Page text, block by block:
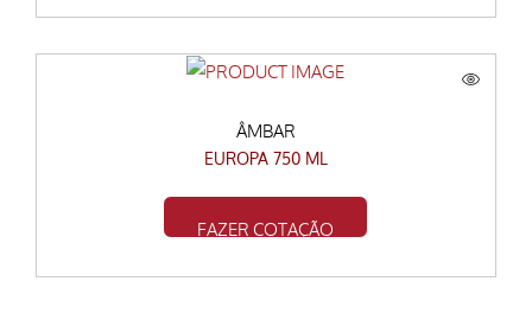
ÂMBAR
EUROPA 750 ML
FAZER COTAÇÃO